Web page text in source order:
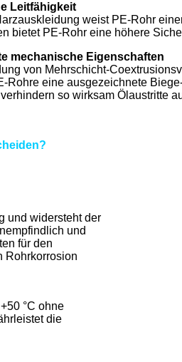
Leitfähigkeit
weist PE-Rohr
bietet PE-Rohr eine höhere
mechanische Eigenschaften
von Mehrschicht-
Rohre eine ausgezeichnete
so wirksam Ölaustritte
und widersteht der
und
für den
Rohrkorrosion
°C ohne
die